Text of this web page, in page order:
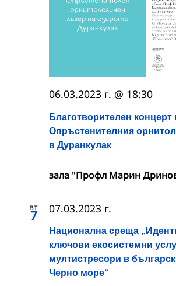
Благотворителен концерт
Опръстенителния
в Дуранкулак
06.03.2023 г. @ 18:30
зала "Профл Марин
вт
7
Национална среща
ключови екосистемни
мултистресори в
Черно море“
07.03.2023 г.